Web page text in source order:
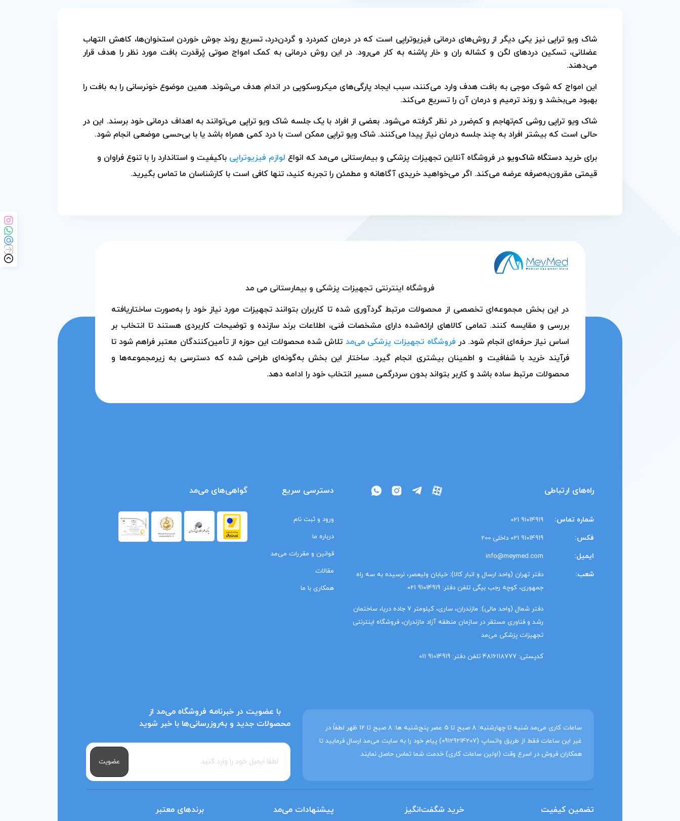
شاک ویو تراپی نیز یکی دیگر از روش‌های درمانی فیزیوتراپی است که در درمان کمردرد و گردن‌درد، تسریع روند جوش خوردن استخوان‌ها، کاهش التهاب
عضلانی، تسکین دردهای لگن و کشاله ران و خار پاشنه به کار می‌رود. در این روش درمانی به کمک امواج صوتی پُرقدرت بافت مورد نظر را هدف قرار
می‌دهند.
این امواج که شوک موجی به بافت هدف وارد می‌کنند، سبب ایجاد پارگی‌های میکروسکوپی در اندام هدف می‌شوند. همین موضوع خونرسانی را به بافت را
بهبود می‌بخشد و روند ترمیم و درمان آن را تسریع می‌کند.
شاک ویو تراپی روشی کم‌تهاجم و کم‌ضرر در نظر گرفته می‌شود. بعضی از افراد با یک جلسه شاک ویو تراپی می‌توانند به اهداف درمانی خود برسند. این در
حالی است که بیشتر افراد به چند جلسه درمان نیاز پیدا می‌کنند. شاک ویو تراپی ممکن است با درد کمی همراه باشد یا با بی‌حسی موضعی انجام شود.
برای خرید دستگاه شاک‌ویو در فروشگاه آنلاین تجهیزات پزشکی و بیمارستانی می‌مد که انواع لوازم فیزیوتراپی باکیفیت و استاندارد را با تنوع فراوان و
قیمتی مقرون‌به‌صرفه عرضه می‌کند. اگر می‌خواهید خریدی آگاهانه و مطمئن را تجربه کنید، تنها کافی است با کارشناسان ما تماس بگیرید.
فروشگاه اینترنتی تجهیزات پزشکی و بیمارستانی می مد
در این بخش مجموعه‌ای تخصصی از محصولات مرتبط گردآوری شده تا کاربران بتوانند تجهیزات مورد نیاز خود را به‌صورت ساختاریافته
بررسی و مقایسه کنند. تمامی کالاهای ارائه‌شده دارای مشخصات فنی، اطلاعات برند سازنده و توضیحات کاربردی هستند تا انتخاب بر
اساس نیاز حرفه‌ای انجام شود. در فروشگاه تجهیزات پزشکی می‌مد تلاش شده محصولات این حوزه از تأمین‌کنندگان معتبر فراهم شود تا
فرآیند خرید با شفافیت و اطمینان بیشتری انجام گیرد. ساختار این بخش به‌گونه‌ای طراحی شده که دسترسی به زیرمجموعه‌ها و
محصولات مرتبط ساده باشد و کاربر بتواند بدون سردرگمی مسیر انتخاب خود را ادامه دهد.
راه‌های ارتباطی
شماره تماس: 91014919 021
فکس: 91014919 021 داخلی 200
ایمیل: info@meymed.com
شعب:
دفتر تهران (واحد ارسال و انبار کالا): خیابان ولیعصر، نرسیده به سه راه
جمهوری، کوچه رجب بیگی تلفن دفتر: 91014919 021
دفتر شمال (واحد مالی): مازندران، ساری، کیلومتر 7 جاده دریا، ساختمان
رشد و فناوری مستقر در سازمان منطقه آزاد مازندران، فروشگاه اینترنتی
تجهیزات پزشکی می‌مد
کدپستی: 4816118777 تلفن دفتر: 91014919 011
دسترسی سریع
ورود و ثبت نام
درباره ما
قوانین و مقررات می‌مد
مقالات
همکاری با ما
گواهی‌های می‌مد
ساعات کاری می‌مد شنبه تا چهارشنبه: 8 صبح تا 5 عصر پنج‌شنبه ها: 8 صبح تا 12 ظهر لطفاً در
غیر این ساعات فقط از طریق واتساپ (09129214207) پیام خود را به سایت می‌مد ارسال فرمایید تا
همکاران فروش در اسرع وقت (اولین ساعات کاری) خدمت شما تماس حاصل نمایند.
با عضویت در خبرنامه فروشگاه می‌مد از
محصولات جدید و به‌روزرسانی‌ها با خبر شوید
عضویت
تضمین کیفیت خرید شگفت‌انگیز پیشنهادات می‌مد برندهای معتبر